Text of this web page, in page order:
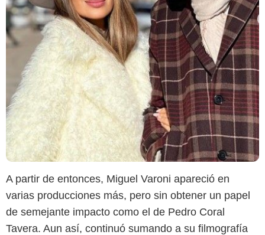
A partir de entonces, Miguel Varoni apareció en
varias producciones más, pero sin obtener un papel
de semejante impacto como el de Pedro Coral
Tavera. Aun así, continuó sumando a su filmografía